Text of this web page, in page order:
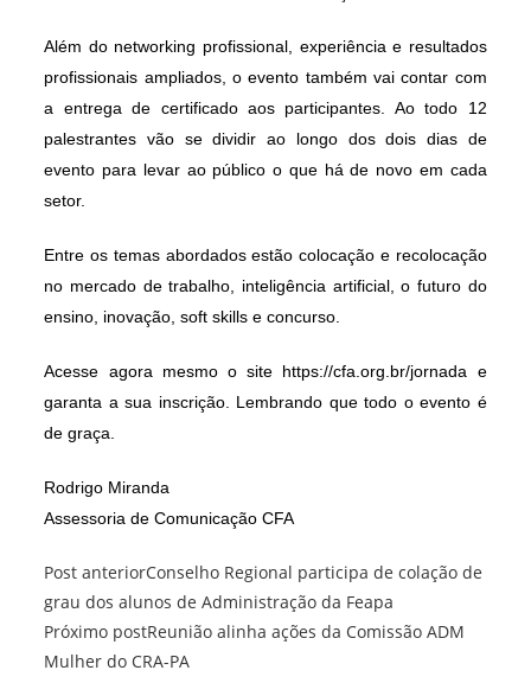
Além do networking profissional, experiência e resultados
profissionais ampliados, o evento também vai contar com
a entrega de certificado aos participantes. Ao todo 12
palestrantes vão se dividir ao longo dos dois dias de
evento para levar ao público o que há de novo em cada
setor.
Entre os temas abordados estão colocação e recolocação
no mercado de trabalho, inteligência artificial, o futuro do
ensino, inovação, soft skills e concurso.
Acesse agora mesmo o site https://cfa.org.br/jornada e
garanta a sua inscrição. Lembrando que todo o evento é
de graça.
Rodrigo Miranda
Assessoria de Comunicação CFA
Leia
artigos
Post anteriorConselho Regional participa de colação de
grau dos alunos de Administração da Feapa
Próximo postReunião alinha ações da Comissão ADM
Mulher do CRA-PA